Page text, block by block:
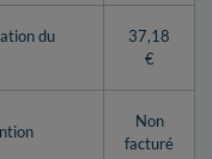
du
37,18
€
Non
facturé